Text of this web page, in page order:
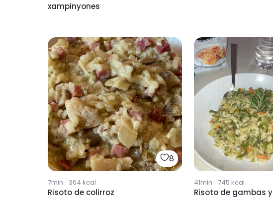
xampinyones
8
7min · 364 kcal
Risoto de colirroz
41min · 745 kcal
Risoto de gambas y